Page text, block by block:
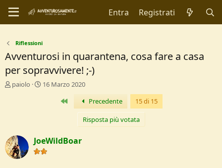
Entra Registrati
Riflessioni
Avventurosi in quarantena, cosa fare a casa
per sopravvivere! ;-)
C
r
e
D
paiolo
D
I
n
i
16 Marzo 2020
Primo Precedente 15 di 15
Risposta più votata
JoeWildBoar